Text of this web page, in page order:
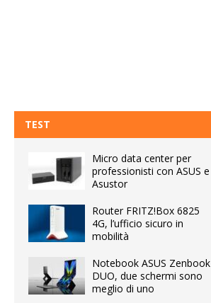
TEST
Micro data center per
professionisti con ASUS e
Asustor
Router FRITZ!Box 6825
4G, l’ufficio sicuro in
mobilità
Notebook ASUS Zenbook
DUO, due schermi sono
meglio di uno